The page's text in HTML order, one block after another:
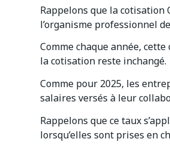
Rappelons que la cotisation
l’organisme professionnel
Comme chaque année,
la cotisation reste inchangé.
Comme pour 2025, les
salaires versés à leur
Rappelons que ce taux
lorsqu’elles sont prises en